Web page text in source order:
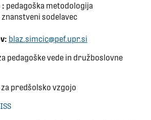
: pedagoška metodologija
znanstveni sodelavec
blaz.simcic@pef.upr.si
pedagoške vede in družboslovne
za predšolsko vzgojo